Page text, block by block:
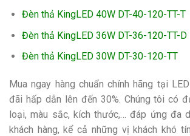
Đèn thả KingLED 40W DT-40-120-TT-T
Đèn thả KingLED 36W DT-36-120-TT-D
Đèn thả KingLED 30W DT-30-120-TT
Mua ngay hàng chuẩn chính hãng tại
đãi hấp dẫn lên đến 30%. Chúng tôi có
loại, màu sắc, kích thước,… đáp ứng đa
khách hàng, kể cả những vị khách khó